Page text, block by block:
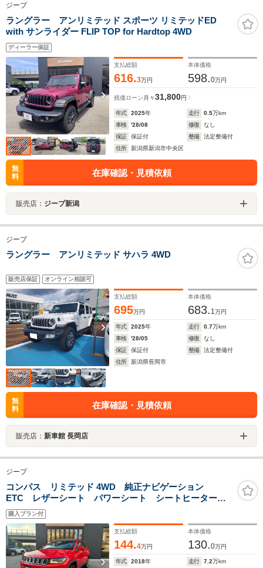
ジープ
ラングラー アンリミテッド スポーツ リミテッドED
with サンライダー FLIP TOP for Hardtop 4WD
ディーラー保証
支払総額
616.3万円
本体価格
598.0万円
残価ローン 月々31,800円
年式 2025年 走行 0.5万km
車検
'28/08 修復
なし
保証
保証付 整備
法定整備付
住所
新潟県新潟市中央区
無
料
在庫確認・見積依頼
販売店： ジープ新潟
ジープ
ラングラー アンリミテッド サハラ 4WD
販売店保証 オンライン相談可
支払総額
695万円
本体価格
683. 1万円
年式 2025年 走行 0.7万km
車検
'28/05 修復
なし
保証
保証付 整備
法定整備付
住所
新潟県長岡市
無
料
在庫確認・見積依頼
販売店： 新車館 長岡店
ジープ
コンパス リミテッド 4WD 純正ナビゲーション
ETC レザーシート パワーシート シートヒーター
キセノンライト クルーズコントロール 車線逸脱警
報 18インチアルミホイール
購入プラン付
支払総額
144.4万円
本体価格
130.0万円
年式 2018年 走行 7.2万km